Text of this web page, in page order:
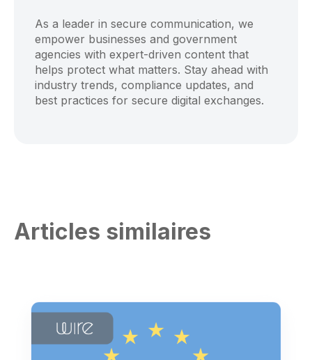
As a leader in secure communication, we
empower businesses and government
agencies with expert-driven content that
helps protect what matters. Stay ahead with
industry trends, compliance updates, and
best practices for secure digital exchanges.
Articles similaires